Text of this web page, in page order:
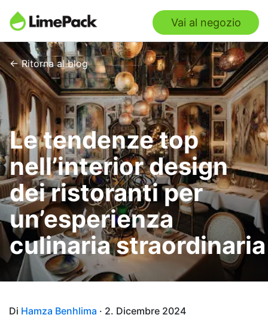
Vai al negozio
← Ritorna al blog
Le tendenze top
nell’interior design
dei ristoranti per
un’esperienza
culinaria straordinaria
Di Hamza Benhlima · 2. Dicembre 2024